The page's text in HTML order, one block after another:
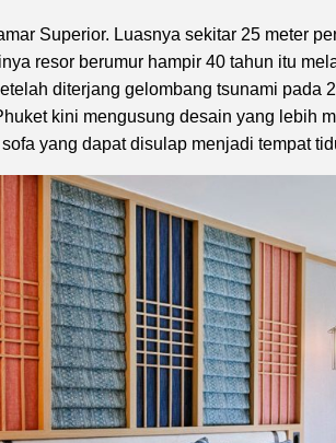
Superior. Luasnya sekitar 25 meter
resor berumur hampir 40 tahun itu
diterjang gelombang tsunami pada
kini mengusung desain yang lebih
yang dapat disulap menjadi tempat